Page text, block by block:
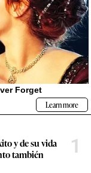
y de su vida
también
1